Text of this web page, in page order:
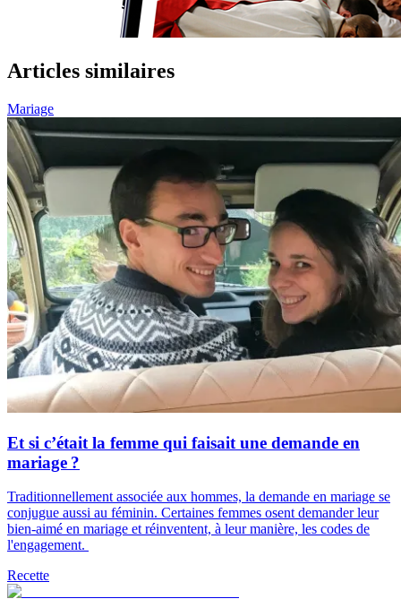
Articles similaires
Mariage
Et si c’était la femme qui faisait une demande en
mariage ?
Traditionnellement associée aux hommes, la demande en mariage se
conjugue aussi au féminin. Certaines femmes osent demander leur
bien-aimé en mariage et réinventent, à leur manière, les codes de
l'engagement.
Recette